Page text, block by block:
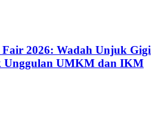
Fair 2026: Wadah Unjuk Gigi
Unggulan UMKM dan IKM